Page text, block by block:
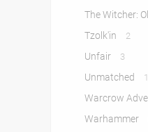
The Witcher:
Tzolk'in 2
Unfair 3
Unmatched
Warcrow
Warhammer